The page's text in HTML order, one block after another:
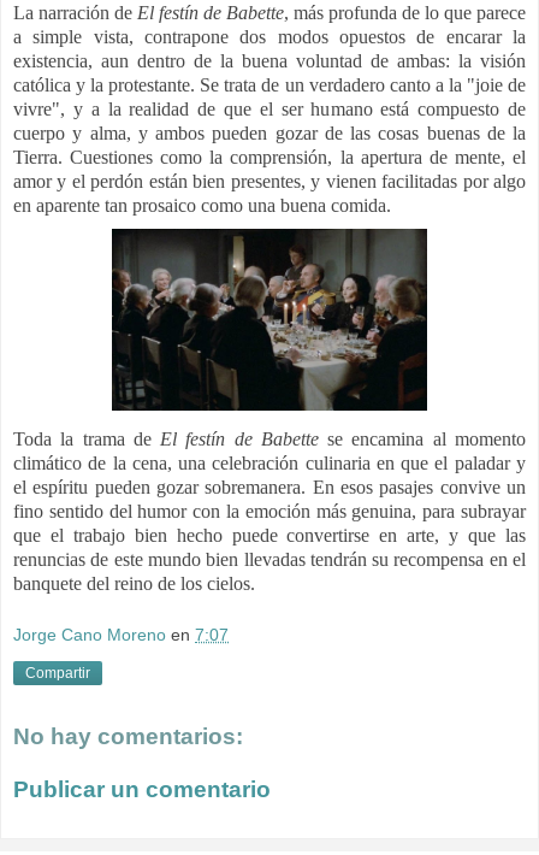
La narración de El festín de Babette, más profunda de lo que parece
a simple vista, contrapone dos modos opuestos de encarar la
existencia, aun dentro de la buena voluntad de ambas: la visión
católica y la protestante. Se trata de un verdadero canto a la "joie de
vivre", y a la realidad de que el ser humano está compuesto de
cuerpo y alma, y ambos pueden gozar de las cosas buenas de la
Tierra. Cuestiones como la comprensión, la apertura de mente, el
amor y el perdón están bien presentes, y vienen facilitadas por algo
en aparente tan prosaico como una buena comida.
Toda la trama de El festín de Babettese encamina al momento
climático de la cena, una celebración culinaria en que el paladar y
el espíritu pueden gozar sobremanera. En esos pasajes convive un
fino sentido del humor con la emoción más genuina, para subrayar
que el trabajo bien hecho puede convertirse en arte, y que las
renuncias de este mundo bien llevadas tendrán su recompensa en el
banquete del reino de los cielos.
Jorge Cano Moreno en 7:07
Compartir
No hay comentarios:
Publicar un comentario